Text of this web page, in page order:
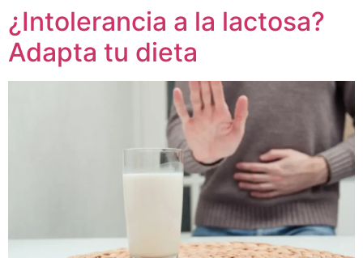
al
contenido
¿Intolerancia a la lactosa?
Adapta tu dieta